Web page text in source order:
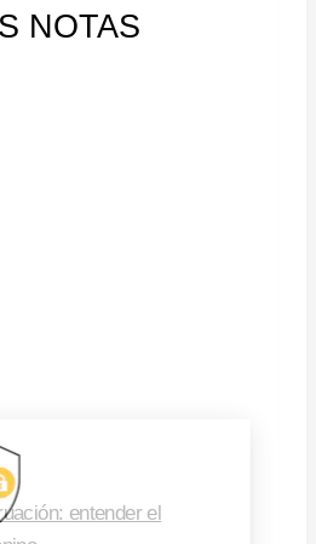
NOTAS
entender el